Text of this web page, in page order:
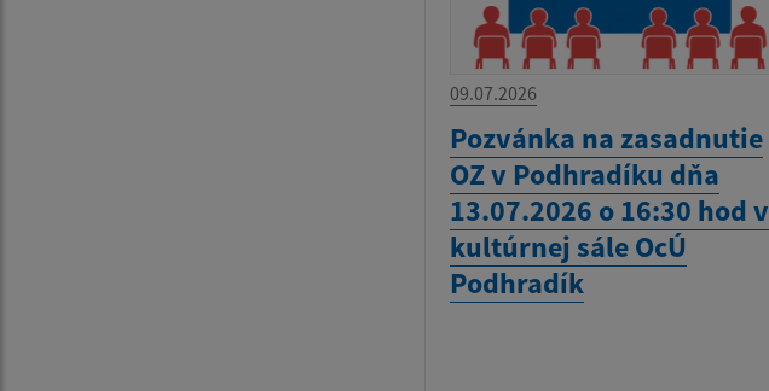
09.07.2026
Pozvánka na zasadnutie
OZ v Podhradíku dňa
13.07.2026 o 16:30 hod v
kultúrnej sále OcÚ
Podhradík